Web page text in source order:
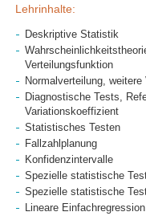
Lehrinhalte:
Deskriptive Statistik
Verteilungsfunktion
Normalverteilung, weitere
Diagnostische Tests,
Variationskoeffizient
Statistisches Testen
Fallzahlplanung
Konfidenzintervalle
Spezielle statistische
Spezielle statistische
Lineare Einfachregression